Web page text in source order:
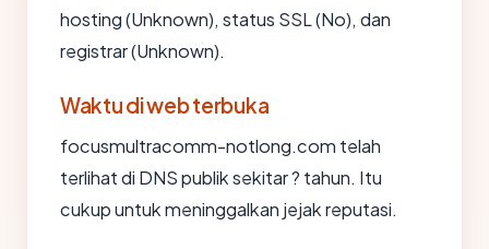
hosting (Unknown), status SSL (No), dan
registrar (Unknown).
Waktu di web terbuka
focusmultracomm-notlong.com telah
terlihat di DNS publik sekitar ? tahun. Itu
cukup untuk meninggalkan jejak reputasi.